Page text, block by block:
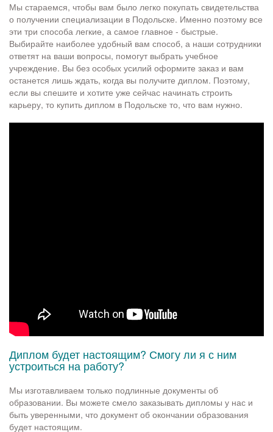
Мы стараемся, чтобы вам было легко покупать свидетельства
о получении специализации в Подольске. Именно поэтому все
эти три способа легкие, а самое главное - быстрые.
Выбирайте наиболее удобный вам способ, а наши сотрудники
ответят на ваши вопросы, помогут выбрать учебное
учреждение. Вы без особых усилий оформите заказ и вам
останется лишь ждать, когда вы получите диплом. Поэтому,
если вы спешите и хотите уже сейчас начинать строить
карьеру, то купить диплом в Подольске то, что вам нужно.
Диплом будет настоящим? Смогу ли я с ним
устроиться на работу?
Мы изготавливаем только подлинные документы об
образовании. Вы можете смело заказывать дипломы у нас и
быть уверенными, что документ об окончании образования
будет настоящим.